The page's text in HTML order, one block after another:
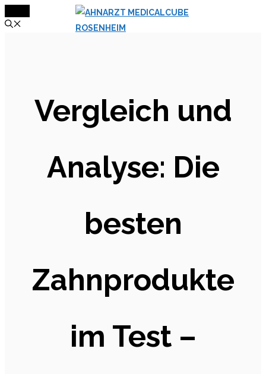
Inhalt
Vergleich und
Analyse: Die
besten
Zahnprodukte
im Test –